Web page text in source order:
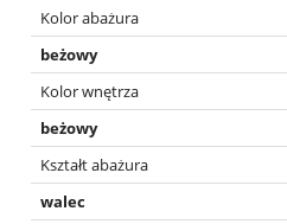
Kolor abażura
beżowy
Kolor wnętrza
beżowy
Kształt abażura
walec